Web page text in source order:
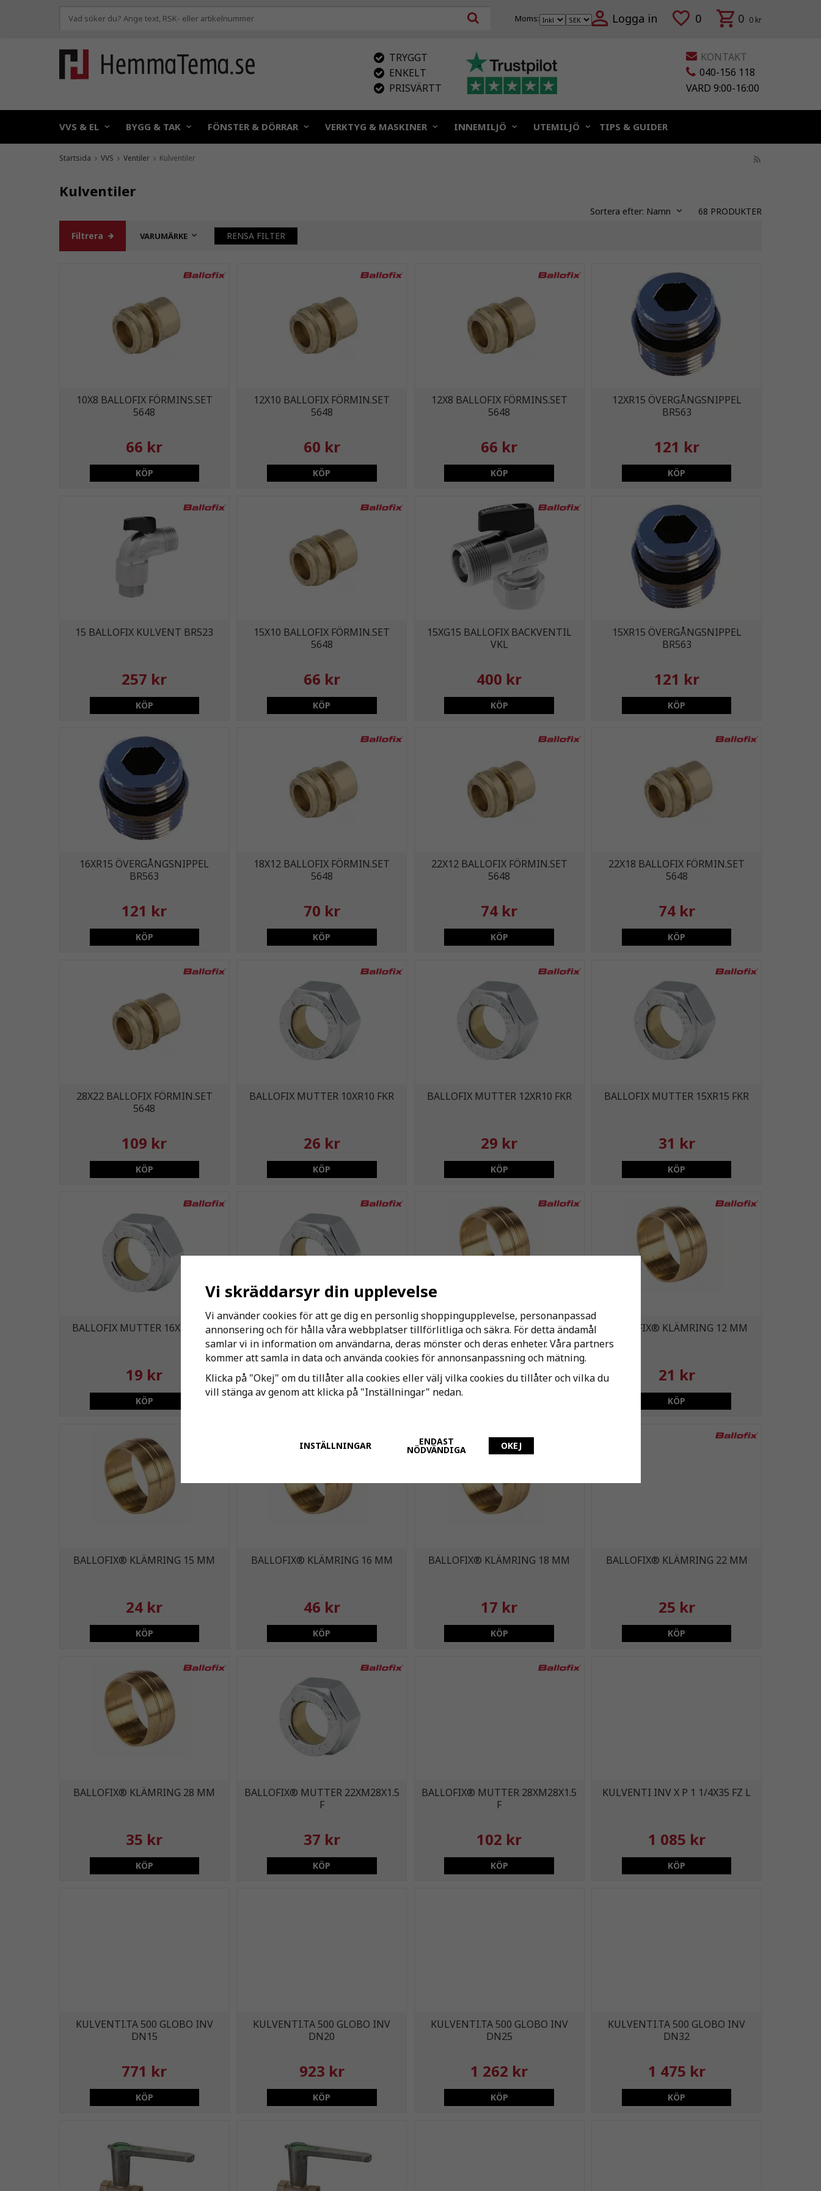
Moms: Logga in 0 0 0 kr
KONTAKT
040-156 118
VARD 9:00-16:00
TRYGGT
ENKELT
PRISVÄRTT
VVS & EL BYGG & TAK FÖNSTER & DÖRRAR VERKTYG & MASKINER INNEMILJÖ UTEMILJÖ TIPS & GUIDER
Startsida VVS Ventiler Kulventiler
Kulventiler
Sortera efter: Namn 68 PRODUKTER
Filtrera VARUMÄRKE RENSA FILTER
10X8 BALLOFIX FÖRMINS.SET
5648
66 kr
KÖP
12X10 BALLOFIX FÖRMIN.SET
5648
60 kr
KÖP
12X8 BALLOFIX FÖRMINS.SET
5648
66 kr
KÖP
12XR15 ÖVERGÅNGSNIPPEL
BR563
121 kr
KÖP
15 BALLOFIX KULVENT BR523
257 kr
KÖP
15X10 BALLOFIX FÖRMIN.SET
5648
66 kr
KÖP
15XG15 BALLOFIX BACKVENTIL
VKL
400 kr
KÖP
15XR15 ÖVERGÅNGSNIPPEL
BR563
121 kr
KÖP
16XR15 ÖVERGÅNGSNIPPEL
BR563
121 kr
KÖP
18X12 BALLOFIX FÖRMIN.SET
5648
70 kr
KÖP
22X12 BALLOFIX FÖRMIN.SET
5648
74 kr
KÖP
22X18 BALLOFIX FÖRMIN.SET
5648
74 kr
KÖP
28X22 BALLOFIX FÖRMIN.SET
5648
109 kr
KÖP
BALLOFIX MUTTER 10XR10 FKR
26 kr
KÖP
BALLOFIX MUTTER 12XR10 FKR
29 kr
KÖP
BALLOFIX MUTTER 15XR15 FKR
31 kr
KÖP
BALLOFIX MUTTER 16XR15 FKR
19 kr
KÖP
BALLOFIX MUTTER 18XM28X1.5 F
38 kr
BALLOFIX® KLÄMRING 10 MM
19 kr
BALLOFIX® KLÄMRING 12 MM
21 kr
KÖP
BALLOFIX® KLÄMRING 15 MM
24 kr
KÖP
BALLOFIX® KLÄMRING 16 MM
46 kr
KÖP
BALLOFIX® KLÄMRING 18 MM
17 kr
KÖP
BALLOFIX® KLÄMRING 22 MM
25 kr
KÖP
BALLOFIX® KLÄMRING 28 MM
35 kr
KÖP
BALLOFIX® MUTTER 22XM28X1.5
F
37 kr
KÖP
BALLOFIX® MUTTER 28XM28X1.5
F
102 kr
KÖP
KULVENTI INV X P 1 1/4X35 FZ L
1 085 kr
KÖP
KULVENTI.TA 500 GLOBO INV
DN15
771 kr
KÖP
KULVENTI.TA 500 GLOBO INV
DN20
923 kr
KÖP
KULVENTI.TA 500 GLOBO INV
DN25
1 262 kr
KÖP
KULVENTI.TA 500 GLOBO INV
DN32
1 475 kr
KÖP
Vi skräddarsyr din upplevelse
Vi använder cookies för att ge dig en personlig shoppingupplevelse, personanpassad
annonsering och för hålla våra webbplatser tillförlitliga och säkra. För detta ändamål
samlar vi in information om användarna, deras mönster och deras enheter. Våra partners
kommer att samla in data och använda cookies för annonsanpassning och mätning.
Klicka på "Okej" om du tillåter alla cookies eller välj vilka cookies du tillåter och vilka du
vill stänga av genom att klicka på "Inställningar" nedan.
INSTÄLLNINGAR ENDAST
NÖDVÄNDIGA OKEJ